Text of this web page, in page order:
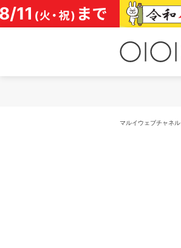
コ
ン
テ
マルイウェブチャネル